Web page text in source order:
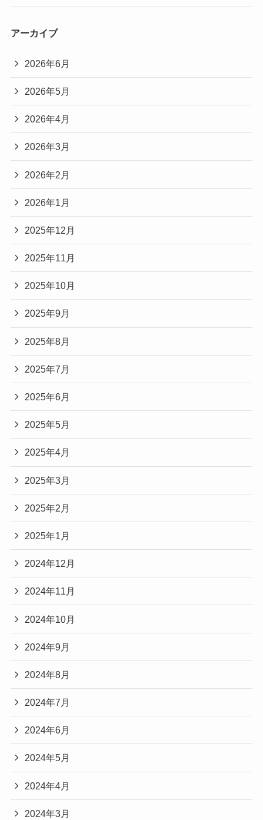
アーカイブ
2026年6月
2026年5月
2026年4月
2026年3月
2026年2月
2026年1月
2025年12月
2025年11月
2025年10月
2025年9月
2025年8月
2025年7月
2025年6月
2025年5月
2025年4月
2025年3月
2025年2月
2025年1月
2024年12月
2024年11月
2024年10月
2024年9月
2024年8月
2024年7月
2024年6月
2024年5月
2024年4月
2024年3月